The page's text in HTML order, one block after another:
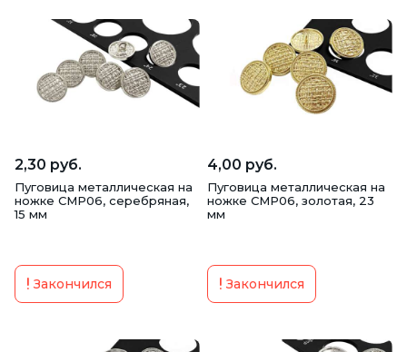
2,30 руб.
Пуговица металлическая на
ножке CMP06, серебряная,
15 мм
Закончился
4,00 руб.
Пуговица металлическая на
ножке CMP06, золотая, 23
мм
Закончился